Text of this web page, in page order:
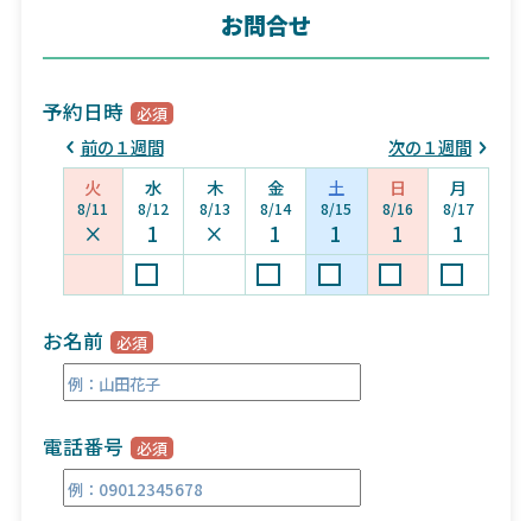
お問合せ
予約日時
前の１週間
次の１週間
火
8/11
×
水
8/12
1
木
8/13
×
金
8/14
1
土
8/15
1
日
8/16
1
月
8/17
1
お名前
電話番号